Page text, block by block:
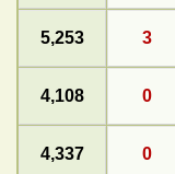
3
5,253
0
4,108
0
4,337